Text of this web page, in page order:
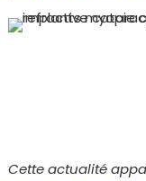
Cette actualité